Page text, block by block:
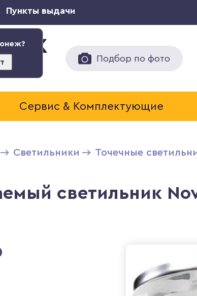
Пункты выдачи
Подбор по фото
Сервис & Комплектующие
Светильники Точечные
светильник